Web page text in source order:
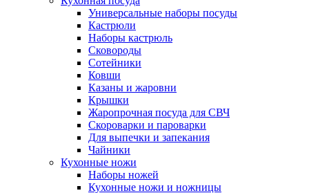
Универсальные наборы посуды
Кастрюли
Наборы кастрюль
Сковороды
Сотейники
Ковши
Казаны и жаровни
Крышки
Жаропрочная посуда для СВЧ
Скороварки и пароварки
Для выпечки и запекания
Чайники
Кухонные ножи
Наборы ножей
Кухонные ножи и ножницы